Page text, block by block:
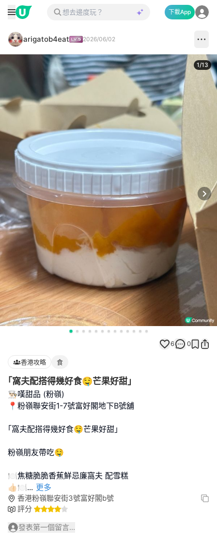
下載App
arigatob4eat 2026/06/02
1/13
6 0
香港攻略 食
｢窩夫配搭得幾好食🤤芒果好甜｣
👨🏻‍🍳嘆甜品 (粉嶺)
📍粉嶺聯安街1-7號富好閣地下B號舖
｢窩夫配搭得幾好食🤤芒果好甜｣
粉嶺朋友帶吃🤤
🍽️焦糖脆脆香蕉鮮忌廉窩夫 配雪糕
👍🏻🍽... 更多
香港粉嶺聯安街3號富好閣b號
評分
發表第一個留言...